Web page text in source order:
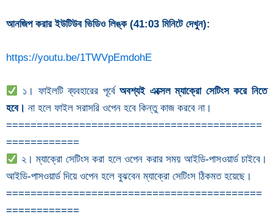
আনজিপ করার ইউটিউব ভিডিও লিঙ্ক (41:03 মিনিটে দেখুন):
https://youtu.be/1TWVpEmdohE
১। ফাইলটি ব্যবহারের পূর্বেঅবশ্যই এক্সেল ম্যাক্রো সেটিংস করে নিতে
হবে। না হলে ফাইল সরাসরি ওপেন হবে কিন্তু কাজ করবে না।
==========================================
============
২। ম্যাক্রো সেটিংস করা হলে ওপেন করার সময় আইডি-পাসওয়ার্ড চাইবে।
আইডি-পাসওয়ার্ড দিয়ে ওপেন হলে বুঝবেন ম্যাক্রো সেটিংস ঠিকমত হয়েছে।
==========================================
============